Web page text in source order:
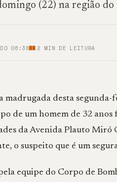
(22) na região
06:38 2 MIN DE LEITURA
madrugada desta
de um homem de 32
da Avenida Plauto Miró
o suspeito que é um
equipe do Corpo de